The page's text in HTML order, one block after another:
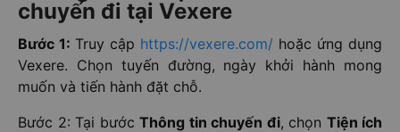
chuyến đi tại Vexere
Bước 1: Truy cập https://vexere.com/ hoặc ứng dụng
Vexere. Chọn tuyến đường, ngày khởi hành mong
muốn và tiến hành đặt chỗ.
Bước 2: Tại bước Thông tin chuyến đi, chọn Tiện ích